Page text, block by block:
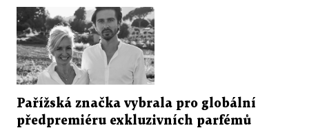
Pařížská značka vybrala pro globální
předpremiéru exkluzivních parfémů